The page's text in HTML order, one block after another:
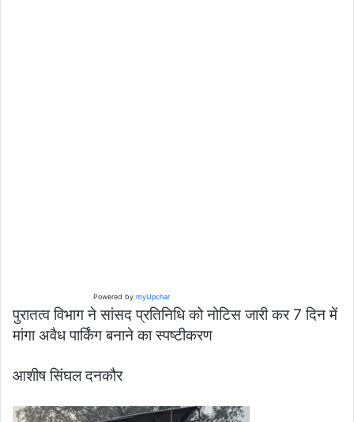
Powered bymyUpchar
पुरातत्व विभाग ने सांसद प्रतिनिधि को नोटिस जारी कर 7 दिन में
मांगा अवैध पार्किंग बनाने का स्पष्टीकरण
आशीष सिंघल दनकौर